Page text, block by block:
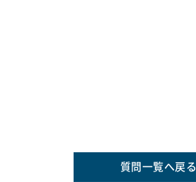
質問一覧へ戻る